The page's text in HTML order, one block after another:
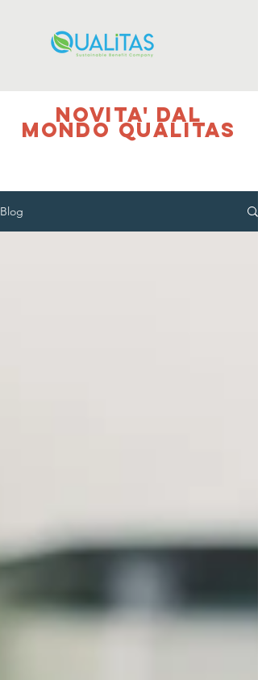
NOVITA' DAL
MONDO QUALITAS
Blog